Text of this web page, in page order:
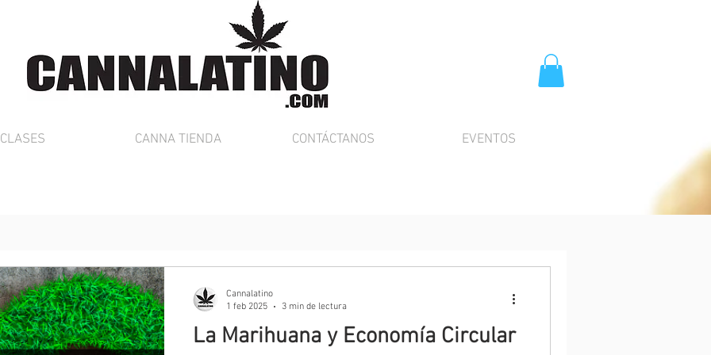
CLASES CANNA TIENDA CONTÁCTANOS EVENTOS
La Marihuana y Economía Circular
Cannalatino
1 feb 2025
3 min de lectura